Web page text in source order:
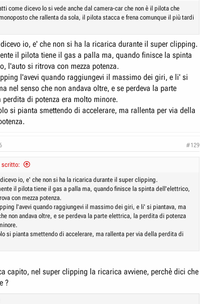
come dicevo lo si vede anche dal camera-car che non è il pilota che
che rallenta da sola, il pilota stacca e frena comunque il più tardi
io, e' che non si ha la ricarica durante il super clipping.
il pilota tiene il gas a palla ma, quando finisce la spinta
l'auto si ritrova con mezza potenza.
l'avevi quando raggiungevi il massimo dei giri, e li' si
nel senso che non andava oltre, e se perdeva la parte
perdita di potenza era molto minore.
si pianta smettendo di accelerare, ma rallenta per via della
#129
scritto:
io, e' che non si ha la ricarica durante il super clipping.
il pilota tiene il gas a palla ma, quando finisce la spinta dell'elettrico,
con mezza potenza.
l'avevi quando raggiungevi il massimo dei giri, e li' si piantava, ma
non andava oltre, e se perdeva la parte elettrica, la perdita di potenza
si pianta smettendo di accelerare, ma rallenta per via della perdita di
capito, nel super clipping la ricarica avviene, perchè dici che
?